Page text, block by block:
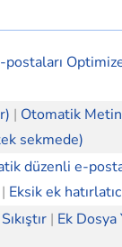
postaları
| Otomatik
sekmede)
düzenli e-
| Eksik ek
| Ek